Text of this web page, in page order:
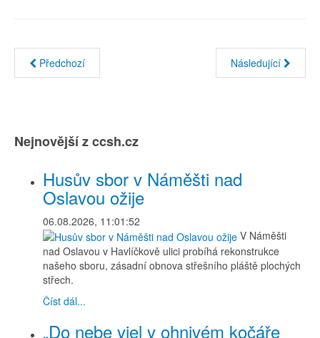
Předchozí Následující
Nejnovější z ccsh.cz
Husův sbor v Náměšti nad
Oslavou ožije
06.08.2026, 11:01:52
V Náměšti
nad Oslavou v Havlíčkově ulici probíhá rekonstrukce
našeho sboru, zásadní obnova střešního pláště plochých
střech.
Číst dál...
„Do nebe vjel v ohnivém kočáře